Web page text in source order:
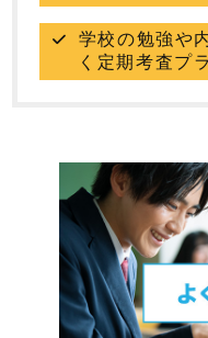
学校の勉強や
く定期考査プ